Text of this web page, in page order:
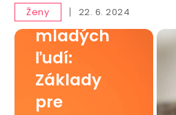
Ženy 22. 6. 2024
ť pre
mladých
ľudí:
Základy
pre